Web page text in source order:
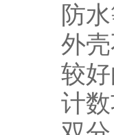
防
外
较
计